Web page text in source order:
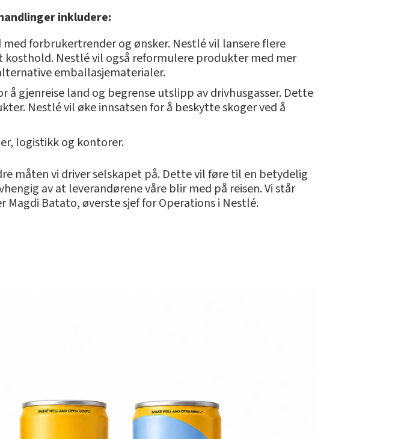
inkludere:
forbrukertrender og ønsker. Nestlé vil lansere flere
Nestlé vil også reformulere produkter med mer
emballasjematerialer.
gjenreise land og begrense utslipp av drivhusgasser. Dette
Nestlé vil øke innsatsen for å beskytte skoger ved å
logistikk og kontorer.
måten vi driver selskapet på. Dette vil føre til en betydelig
av at leverandørene våre blir med på reisen. Vi står
Batato, øverste sjef for Operations i Nestlé.